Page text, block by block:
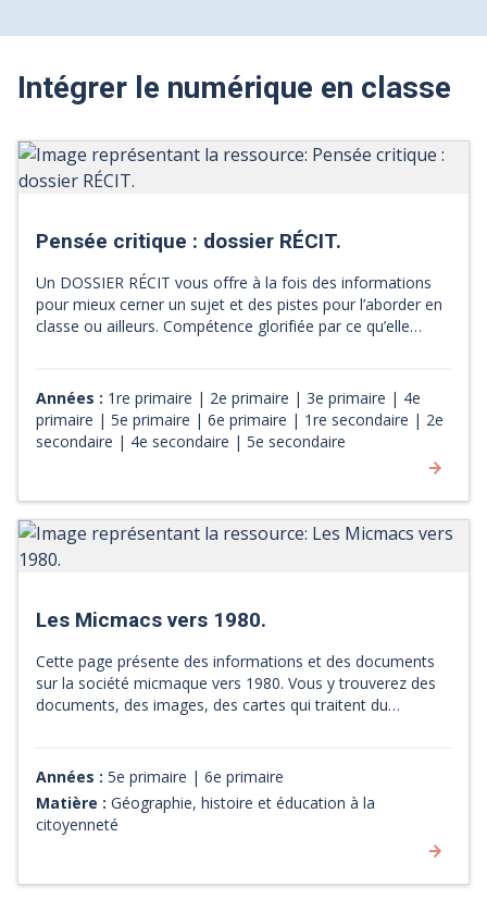
Intégrer le numérique en classe
Pensée critique : dossier RÉCIT.
Un DOSSIER RÉCIT vous offre à la fois des informations
pour mieux cerner un sujet et des pistes pour l’aborder en
classe ou ailleurs. Compétence glorifiée par ce qu’elle
pédagogiques. Facile à dire, mais est-ce un voeur pieux?
La pensée critique : quoi, pourquoi (et surtout) comment.
[Source : site web du RÉCITdp]
Années : 1re primaire | 2e primaire | 3e primaire | 4e
primaire | 5e primaire | 6e primaire | 1re secondaire | 2e
secondaire | 4e secondaire | 5e secondaire
Les Micmacs vers 1980.
Cette page présente des informations et des documents
sur la société micmaque vers 1980. Vous y trouverez des
documents, des images, des cartes qui traitent du
de la religion et de la culture, de l’agriculture, du commerce
et de l’industrie, du gouvernement et des transports et de
la communication.
Années : 5e primaire | 6e primaire
Matière : Géographie, histoire et éducation à la
citoyenneté